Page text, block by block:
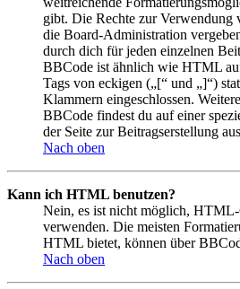
gibt. Die Rechte zur Verwendung
die Board-Administration
durch dich für jeden einzelnen
BBCode ist ähnlich wie HTML
Tags von eckigen („[“ und „]“)
Klammern eingeschlossen.
BBCode findest du auf einer
der Seite zur Beitragserstellung
Nach oben
Kann ich HTML benutzen?
Nein, es ist nicht möglich,
verwenden. Die meisten
HTML bietet, können über
Nach oben